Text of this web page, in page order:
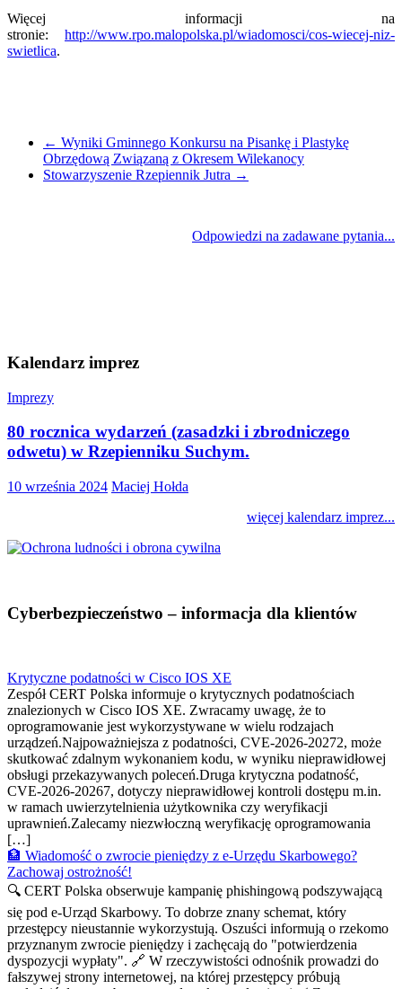
Więcej informacji na
stronie: http://www.rpo.malopolska.pl/wiadomosci/cos-wiecej-niz-
swietlica.
← Wyniki Gminnego Konkursu na Pisankę i Plastykę
Obrzędową Związaną z Okresem Wilekanocy
Stowarzyszenie Rzepiennik Jutra →
Odpowiedzi na zadawane pytania...
Kalendarz imprez
Imprezy
80 rocznica wydarzeń (zasadzki i zbrodniczego
odwetu) w Rzepienniku Suchym.
10 września 2024 Maciej Hołda
więcej kalendarz imprez...
Cyberbezpieczeństwo – informacja dla klientów
Krytyczne podatności w Cisco IOS XE
Zespół CERT Polska informuje o krytycznych podatnościach
znalezionych w Cisco IOS XE. Zwracamy uwagę, że to
oprogramowanie jest wykorzystywane w wielu rodzajach
urządzeń.Najpoważniejsza z podatności, CVE-2026-20272, może
skutkować zdalnym wykonaniem kodu, w wyniku nieprawidłowej
obsługi przekazywanych poleceń.Druga krytyczna podatność,
CVE-2026-20267, dotyczy nieprawidłowej kontroli dostępu m.in.
w ramach uwierzytelnienia użytkownika czy weryfikacji
uprawnień.Zalecamy niezwłoczną weryfikację oprogramowania
[…]
🏦 Wiadomość o zwrocie pieniędzy z e-Urzędu Skarbowego?
Zachowaj ostrożność!
🔍 CERT Polska obserwuje kampanię phishingową podszywającą
się pod e-Urząd Skarbowy. To dobrze znany schemat, który
przestępcy nieustannie wykorzystują. Oszuści informują o rzekomo
przyznanym zwrocie pieniędzy i zachęcają do "potwierdzenia
dyspozycji wypłaty". 🔗 W rzeczywistości odnośnik prowadzi do
fałszywej strony internetowej, na której przestępcy próbują